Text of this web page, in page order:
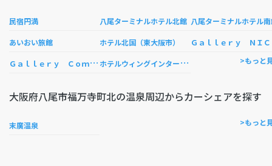
民宿円満 八尾ターミナルホテル北館 八尾ターミナルホテル
あいおい旅館 ホテル北国（東大阪市） Ｇａｌｌｅｒｙ ＮＩＣ
Ｇ
ａｌｌｅｒｙ Ｃｏｍｐａｓｓ ホ
テルウィングインターナショナルセレクト東大阪 >もっと
大阪府八尾市福万寺町北の温泉周辺からカーシェアを探す
末廣温泉 >もっと